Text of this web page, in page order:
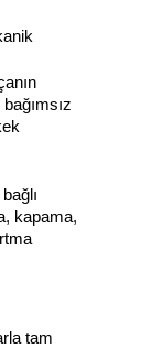
kapama,
tam